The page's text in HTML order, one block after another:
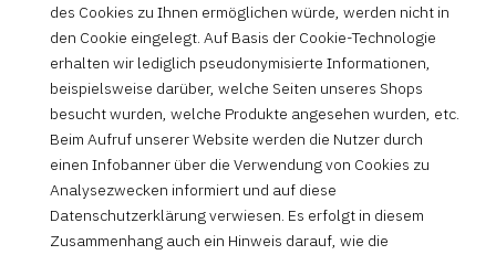
des Cookies zu Ihnen ermöglichen würde, werden nicht in
den Cookie eingelegt. Auf Basis der Cookie-Technologie
erhalten wir lediglich pseudonymisierte Informationen,
beispielsweise darüber, welche Seiten unseres Shops
besucht wurden, welche Produkte angesehen wurden, etc.
Beim Aufruf unserer Website werden die Nutzer durch
einen Infobanner über die Verwendung von Cookies zu
Analysezwecken informiert und auf diese
Datenschutzerklärung verwiesen. Es erfolgt in diesem
Zusammenhang auch ein Hinweis darauf, wie die